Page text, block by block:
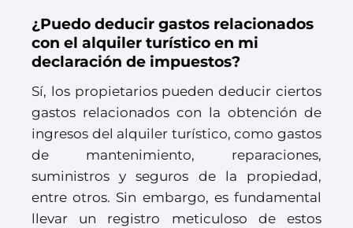
¿Puedo deducir gastos relacionados
con el alquiler turístico en mi
declaración de impuestos?
Sí, los propietarios pueden deducir ciertos
gastos relacionados con la obtención de
ingresos del alquiler turístico, como gastos
de mantenimiento, reparaciones,
suministros y seguros de la propiedad,
entre otros. Sin embargo, es fundamental
llevar un registro meticuloso de estos